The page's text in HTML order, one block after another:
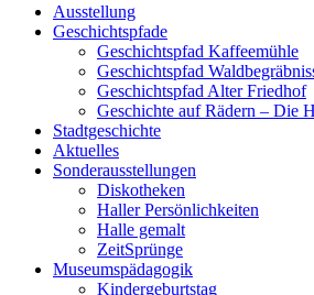
Ausstellung
Geschichtspfade
Geschichtspfad Kaffeemühle
Geschichtspfad
Geschichtspfad Alter Friedhof
Geschichte auf Rädern – Die
Stadtgeschichte
Aktuelles
Sonderausstellungen
Diskotheken
Haller Persönlichkeiten
Halle gemalt
ZeitSprünge
Museumspädagogik
Kindergeburtstag